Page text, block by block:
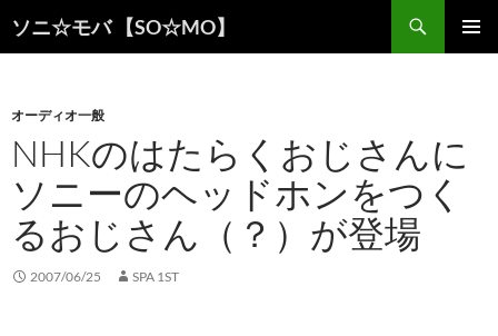
ソニ☆モバ 【SO☆MO】
索
ン
ツ
へ
ス
キ
ッ
プ
オーディオ一般
NHKのはたらくおじさんに
ソニーのヘッドホンをつく
るおじさん（？）が登場
2007/06/25 SPA 1ST